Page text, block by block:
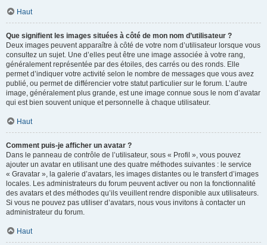
Haut
Que signifient les images situées à côté de mon nom d’utilisateur ?
Deux images peuvent apparaître à côté de votre nom d’utilisateur lorsque vous
consultez un sujet. Une d’elles peut être une image associée à votre rang,
généralement représentée par des étoiles, des carrés ou des ronds. Elle
permet d’indiquer votre activité selon le nombre de messages que vous avez
publié, ou permet de différencier votre statut particulier sur le forum. L’autre
image, généralement plus grande, est une image connue sous le nom d’avatar
qui est bien souvent unique et personnelle à chaque utilisateur.
Haut
Comment puis-je afficher un avatar ?
Dans le panneau de contrôle de l’utilisateur, sous « Profil », vous pouvez
ajouter un avatar en utilisant une des quatre méthodes suivantes : le service
« Gravatar », la galerie d’avatars, les images distantes ou le transfert d’images
locales. Les administrateurs du forum peuvent activer ou non la fonctionnalité
des avatars et des méthodes qu’ils veuillent rendre disponible aux utilisateurs.
Si vous ne pouvez pas utiliser d’avatars, nous vous invitons à contacter un
administrateur du forum.
Haut